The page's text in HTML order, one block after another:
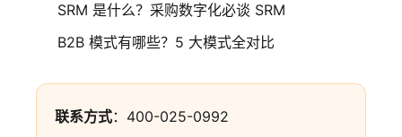
SRM 是什么？采购数字化必谈 SRM
B2B 模式有哪些？5 大模式全对比
联系方式：400-025-0992